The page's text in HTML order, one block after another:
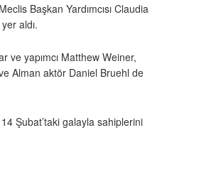
Başkan Yardımcısı Claudia
aldı.
ve yapımcı Matthew Weiner,
Alman aktör Daniel Bruehl de
14 Şubat’taki galayla sahiplerini